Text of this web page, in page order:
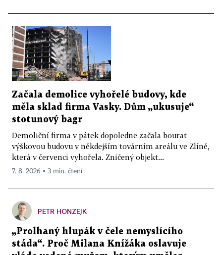
Začala demolice vyhořelé budovy, kde
měla sklad firma Vasky. Dům „ukusuje“
stotunový bagr
Demoliční firma v pátek dopoledne začala bourat
výškovou budovu v někdejším továrním areálu ve Zlíně,
která v červenci vyhořela. Zničený objekt...
7. 8. 2026 ▪ 3 min. čtení
PETR HONZEJK
„Prolhaný hlupák v čele nemyslícího
stáda“. Proč Milana Knížáka oslavuje